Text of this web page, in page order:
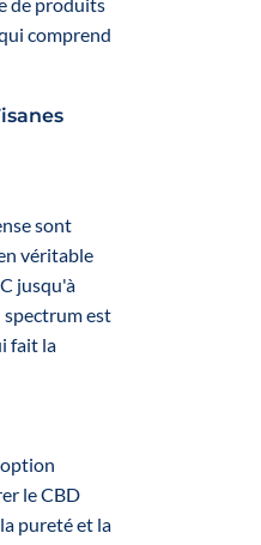
comprend
sont
véritable
jusqu'à
est
fait la
le CBD
pureté et la